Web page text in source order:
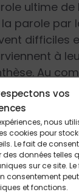
vos
nous
cookies pour
Le fait de
données telles
sur ce site.
consentement
et fonctions.
ultime de
la parole par
difficiles
à
Au
Logosest
du
vision de
se
lui
: « Passe